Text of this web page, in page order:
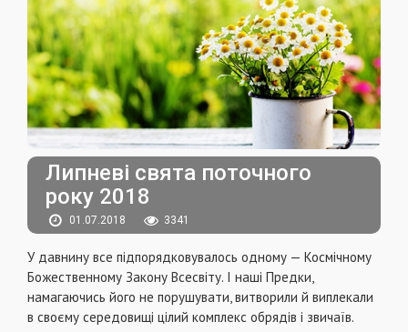
Липневі свята поточного
року 2018
01.07.2018 3341
У давнину все підпорядковувалось одному — Космічному
Божественному Закону Всесвіту. І наші Предки,
намагаючись його не порушувати, витворили й виплекали
в своєму середовищі цілий комплекс обрядів і звичаїв.